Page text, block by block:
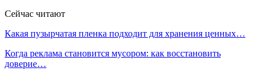
Сейчас читают
Какая пузырчатая пленка подходит для хранения ценных…
Когда реклама становится мусором: как восстановить
доверие…